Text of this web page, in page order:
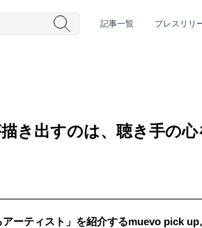
記事一覧 プレスリリ
ー #ヒップホップ #男性シンガーグループ
き出すのは、聴き手の心
ーティスト」を紹介するmuevo pick